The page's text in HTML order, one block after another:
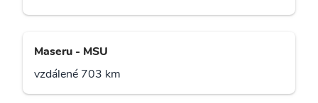
Maseru - MSU
vzdálené 703 km